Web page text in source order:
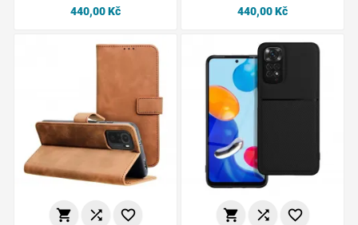
440,00 Kč 440,00 Kč
     